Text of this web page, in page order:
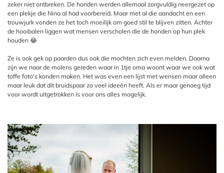
zeker niet ontbreken. De honden werden allemaal zorgvuldig neergezet op
een plekje die Nina al had voorbereid. Maar met al die aandacht en een
trouwjurk vonden ze het toch moeilijk om goed stil te blijven zitten. Achter
de hooibalen liggen wat mensen verscholen die de honden op hun plek
houden 😂
Ze is ook gek op paarden dus ook die mochten zich even melden. Daarna
zijn we naar de molens gereden waar in 1tje oma woont waar we ook wat
toffe foto's konden maken. Het was even een lijst met wensen maar alleen
maar leuk dat dit bruidspaar zo veel ideeën heeft. Als er maar genoeg tijd
voor wordt uitgetrokken is voor ons alles mogelijk.